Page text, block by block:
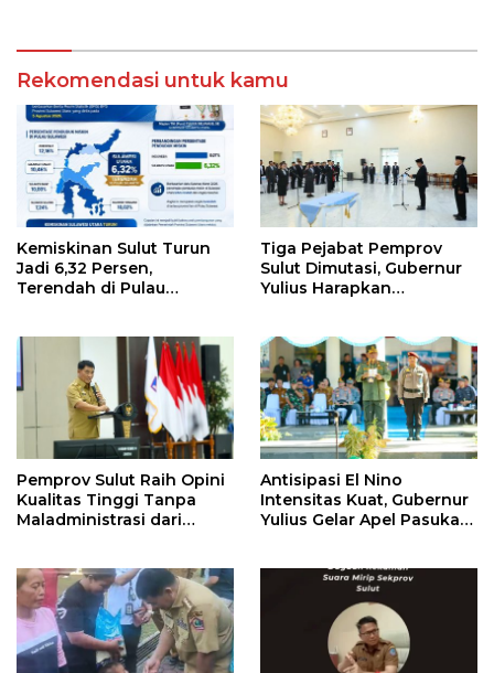
Rekomendasi untuk kamu
Kemiskinan Sulut Turun
Jadi 6,32 Persen,
Terendah di Pulau
Tiga Pejabat Pemprov
Sulut Dimutasi, Gubernur
Yulius Harapkan
Pemprov Sulut Raih Opini
Kualitas Tinggi Tanpa
Maladministrasi dari
Antisipasi El Nino
Intensitas Kuat, Gubernur
Yulius Gelar Apel Pasukan